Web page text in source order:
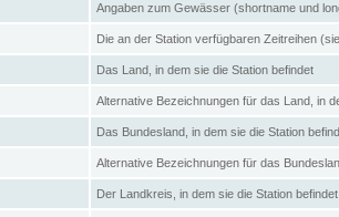
Angaben zum Gewässer (shortname und
Die an der Station verfügbaren Zeitreihen
Das Land, in dem sie die Station befindet
Alternative Bezeichnungen für das Land, in
Das Bundesland, in dem sie die Station
Alternative Bezeichnungen für das
Der Landkreis, in dem sie die Station befindet